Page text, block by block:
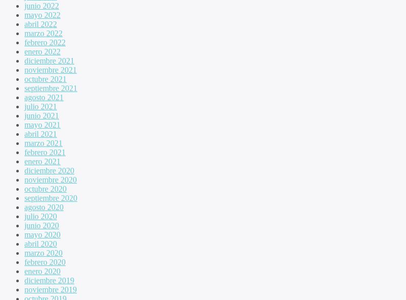
junio 2022
mayo 2022
abril 2022
marzo 2022
febrero 2022
enero 2022
diciembre 2021
noviembre 2021
octubre 2021
septiembre 2021
agosto 2021
julio 2021
junio 2021
mayo 2021
abril 2021
marzo 2021
febrero 2021
enero 2021
diciembre 2020
noviembre 2020
octubre 2020
septiembre 2020
agosto 2020
julio 2020
junio 2020
mayo 2020
abril 2020
marzo 2020
febrero 2020
enero 2020
diciembre 2019
noviembre 2019